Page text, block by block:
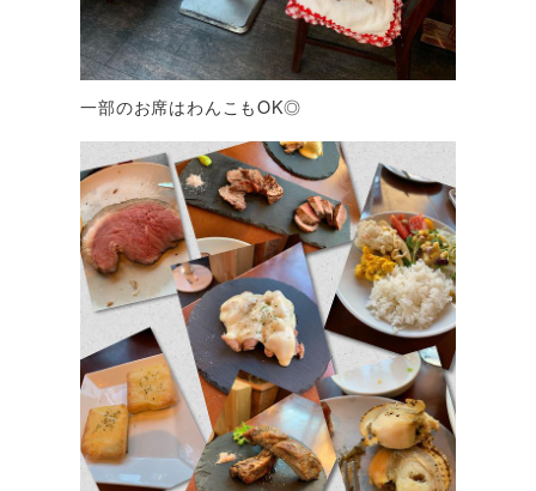
一部のお席はわんこもOK◎